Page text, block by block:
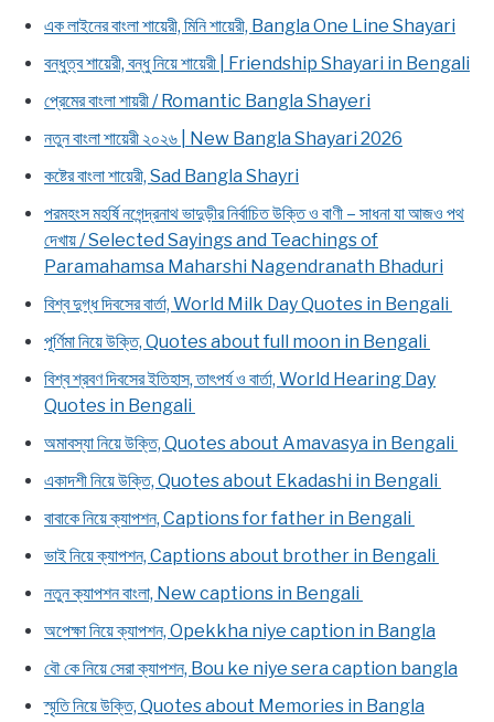
এক লাইনের বাংলা শায়েরী, মিনি শায়েরী, Bangla One Line Shayari
বন্ধুত্ব শায়েরী, বন্ধু নিয়ে শায়েরী | Friendship Shayari in Bengali
প্রেমের বাংলা শায়রী / Romantic Bangla Shayeri
নতুন বাংলা শায়েরী ২০২৬ | New Bangla Shayari 2026
কষ্টের বাংলা শায়েরী, Sad Bangla Shayri
পরমহংস মহর্ষি নগেন্দ্রনাথ ভাদুড়ীর নির্বাচিত উক্তি ও বাণী – সাধনা যা আজও পথ
দেখায় / Selected Sayings and Teachings of
Paramahamsa Maharshi Nagendranath Bhaduri
বিশ্ব দুগ্ধ দিবসের বার্তা, World Milk Day Quotes in Bengali
পূর্ণিমা নিয়ে উক্তি, Quotes about full moon in Bengali
বিশ্ব শ্রবণ দিবসের ইতিহাস, তাৎপর্য ও বার্তা, World Hearing Day
Quotes in Bengali
অমাবস্যা নিয়ে উক্তি, Quotes about Amavasya in Bengali
একাদশী নিয়ে উক্তি, Quotes about Ekadashi in Bengali
বাবাকে নিয়ে ক্যাপশন, Captions for father in Bengali
ভাই নিয়ে ক্যাপশন, Captions about brother in Bengali
নতুন ক্যাপশন বাংলা, New captions in Bengali
অপেক্ষা নিয়ে ক্যাপশন, Opekkha niye caption in Bangla
বৌ কে নিয়ে সেরা ক্যাপশন, Bou ke niye sera caption bangla
স্মৃতি নিয়ে উক্তি, Quotes about Memories in Bangla